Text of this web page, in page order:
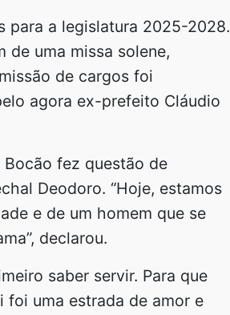
para a legislatura 2025-2028.
uma missa solene,
de cargos foi
agora ex-prefeito Cláudio
fez questão de
Deodoro. “Hoje, estamos
e de um homem que se
declarou.
saber servir. Para que
foi uma estrada de amor e